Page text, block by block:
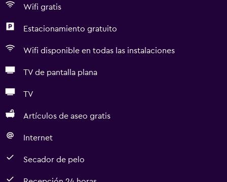
Wifi gratis
Estacionamiento gratuito
Wifi disponible en todas las instalaciones
TV de pantalla plana
TV
Artículos de aseo gratis
Internet
Secador de pelo